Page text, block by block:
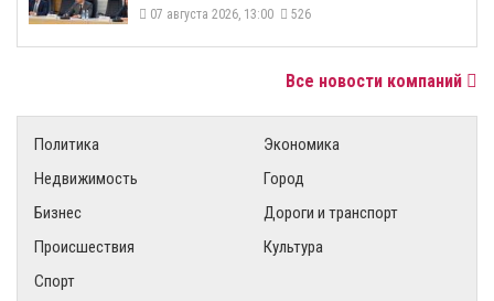
07 августа 2026, 13:00 526
Все новости компаний
Политика
Экономика
Недвижимость
Город
Бизнес
Дороги и транспорт
Происшествия
Культура
Спорт